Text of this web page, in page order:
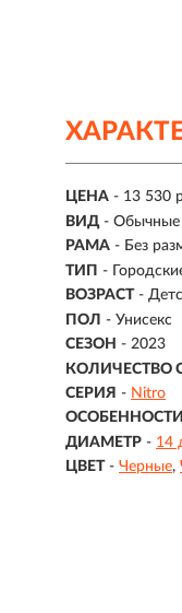
ЦЕНА - 13 530
ВИД - Обычные
РАМА - Без
ТИП -
ВОЗРАСТ -
ПОЛ - Унисекс
СЕЗОН - 2023
КОЛИЧЕСТВО
СЕРИЯ - Nitro
ОСОБЕННОСТИ
ДИАМЕТР - 14
ЦВЕТ - Черные